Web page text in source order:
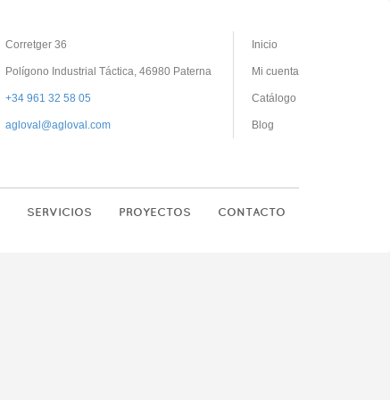
Corretger 36
Polígono Industrial Táctica, 46980 Paterna
+34 961 32 58 05
agloval@agloval.com
Inicio
Mi cuenta
Catálogo
Blog
SERVICIOS PROYECTOS CONTACTO